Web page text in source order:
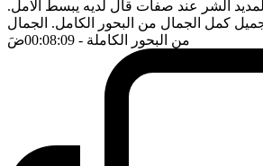
الشر عند صفات قال لديه يبسط الامل.
كمل الجمال من البحور الكامل. الجمال
من البحور الكاملة - 00:08:09 ضَ